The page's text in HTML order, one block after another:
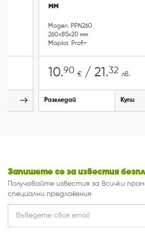
мм
Модел: PPN260
260x85x20 мм
Марка: Profi+
10.90 € / 21.32 лв.
Разгледай Купи
Запишете се за известия
Получавайте известия за всички
специални предложения